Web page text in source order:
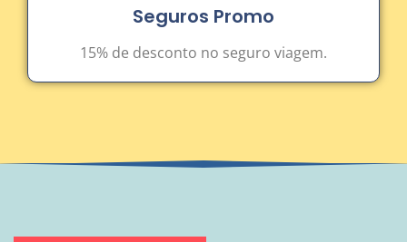
Seguros Promo
15% de desconto no seguro viagem.